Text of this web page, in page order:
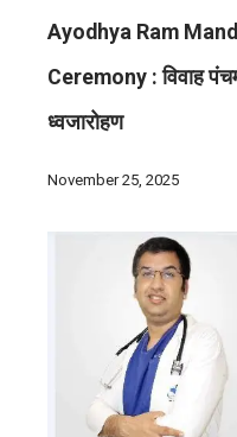
Ayodhya Ram
Ceremony : विवाह
ध्वजारोहण
November 25, 2025